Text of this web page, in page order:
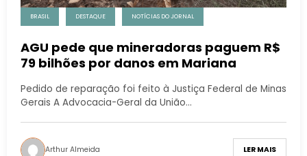
BRASIL DESTAQUE NOTÍCIAS DO JORNAL
AGU pede que mineradoras paguem R$
79 bilhões por danos em Mariana
Pedido de reparação foi feito à Justiça Federal de Minas
Gerais A Advocacia-Geral da União…
Arthur Almeida LER MAIS